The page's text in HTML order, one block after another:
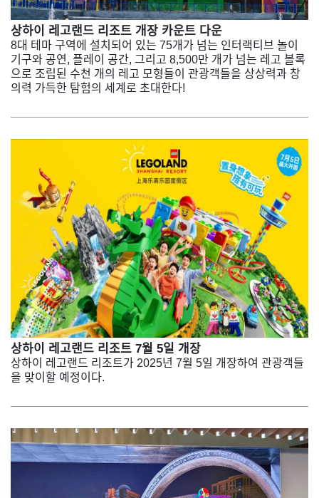
상하이 레고랜드 리조트 개장 카운트 다운
8대 테마 구역에 설치되어 있는 75개가 넘는 인터랙티브 놀이
기구와 공연, 플레이 공간, 그리고 8,500만 개가 넘는 레고 블록
으로 조립된 수천 개의 레고 모형들이 관광객들을 상상력과 창
의력 가득한 탐험의 세계로 초대한다!
상하이 레고랜드 리조트 7월 5일 개장
상하이 레고랜드 리조트가 2025년 7월 5일 개장하여 관광객들
을 맞이할 예정이다.